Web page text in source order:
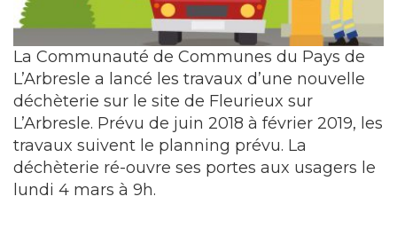
La Communauté de Communes du Pays de
L’Arbresle a lancé les travaux d’une nouvelle
déchèterie sur le site de Fleurieux sur
L’Arbresle. Prévu de juin 2018 à février 2019, les
travaux suivent le planning prévu. La
déchèterie ré-ouvre ses portes aux usagers le
lundi 4 mars à 9h.